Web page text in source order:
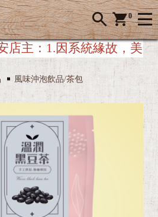
0
1.因系統緣故，美安店主
風味沖泡飲品/茶包